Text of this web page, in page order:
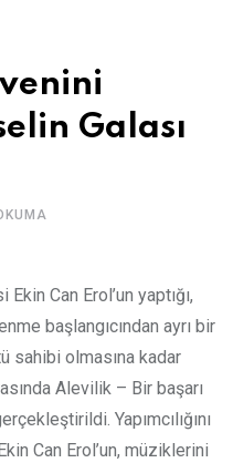
Galası
Can Erol’un yaptığı,
başlangıcından ayrı bir
sahibi olmasına kadar
Alevilik – Bir başarı
Yapımcılığını
Can Erol’un, müziklerini